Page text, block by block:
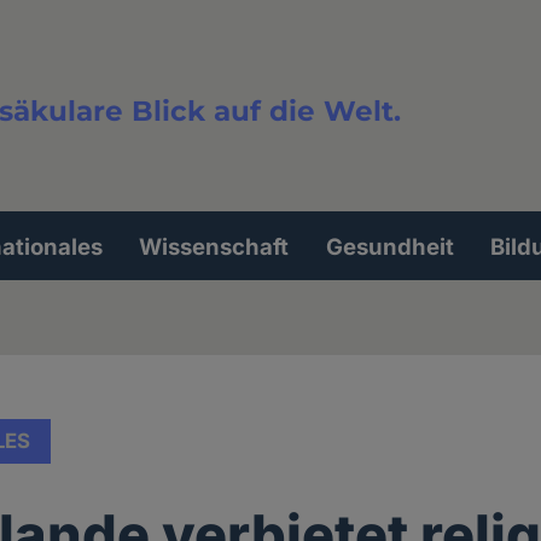
Blick auf die Welt.
Wissenschaft Gesundheit